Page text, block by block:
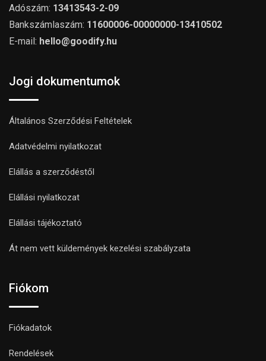
Adószám: 13413543-2-09
Bankszámlaszám: 11600006-00000000-13410502
E-mail: hello@goodify.hu
Jogi dokumentumok
Általános Szerződési Feltételek
Adatvédelmi nyilatkozat
Elállás a szerződéstől
Elállási nyilatkozat
Elállási tájékoztató
Át nem vett küldemények kezelési szabályzata
Fiókom
Fiókadatok
Rendelések